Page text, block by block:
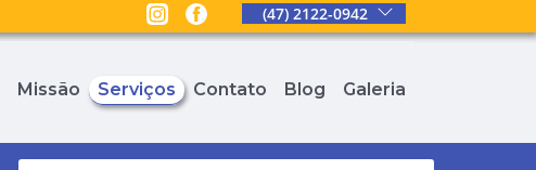
(47) 2122-0942
Missão Serviços Contato Blog Galeria